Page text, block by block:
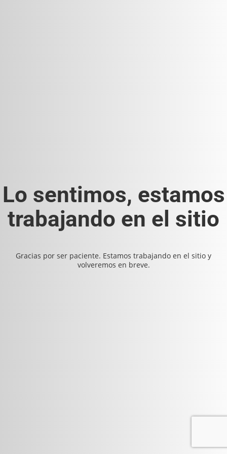
Lo sentimos, estamos
trabajando en el sitio
Gracias por ser paciente. Estamos trabajando en el sitio y
volveremos en breve.